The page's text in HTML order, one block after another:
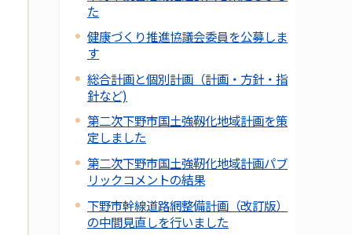
た
健康づくり推進協議会委員を公募しま
す
総合計画と個別計画（計画・方針・指
針など)
第二次下野市国土強靱化地域計画を策
定しました
第二次下野市国土強靭化地域計画パブ
リックコメントの結果
下野市幹線道路網整備計画（改訂版）
の中間見直しを行いました